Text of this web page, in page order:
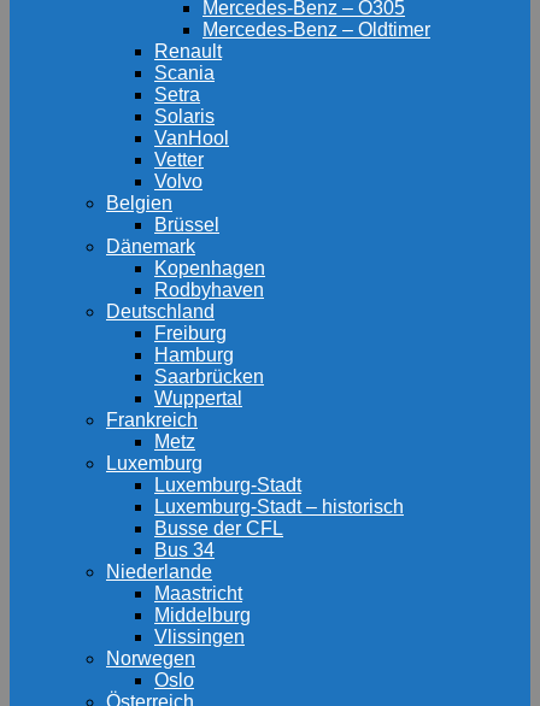
Mercedes-Benz – O305
Mercedes-Benz – Oldtimer
Renault
Scania
Setra
Solaris
VanHool
Vetter
Volvo
Belgien
Brüssel
Dänemark
Kopenhagen
Rodbyhaven
Deutschland
Freiburg
Hamburg
Saarbrücken
Wuppertal
Frankreich
Metz
Luxemburg
Luxemburg-Stadt
Luxemburg-Stadt – historisch
Busse der CFL
Bus 34
Niederlande
Maastricht
Middelburg
Vlissingen
Norwegen
Oslo
Österreich